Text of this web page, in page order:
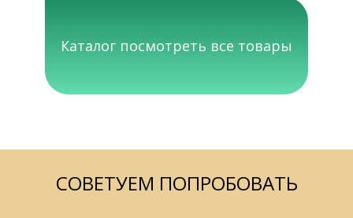
Каталог посмотреть все товары
СОВЕТУЕМ ПОПРОБОВАТЬ